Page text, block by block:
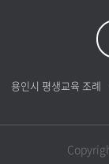
용인시 평생교육 조례